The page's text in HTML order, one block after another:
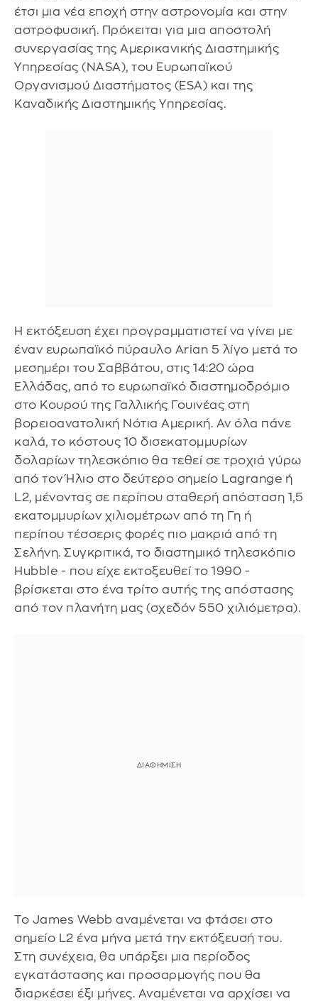
έτσι μια νέα εποχή στην αστρονομία και στην
αστροφυσική. Πρόκειται για μια αποστολή
συνεργασίας της Αμερικανικής Διαστημικής
Υπηρεσίας (NASA), του Ευρωπαϊκού
Οργανισμού Διαστήματος (ESA) και της
Καναδικής Διαστημικής Υπηρεσίας.
Η εκτόξευση έχει προγραμματιστεί να γίνει με
έναν ευρωπαϊκό πύραυλο Arian 5 λίγο μετά το
μεσημέρι του Σαββάτου, στις 14:20 ώρα
Ελλάδας, από το ευρωπαϊκό διαστημοδρόμιο
στο Κουρού της Γαλλικής Γουινέας στη
βορειοανατολική Νότια Αμερική. Αν όλα πάνε
καλά, το κόστους 10 δισεκατομμυρίων
δολαρίων τηλεσκόπιο θα τεθεί σε τροχιά γύρω
από τον Ήλιο στο δεύτερο σημείο Lagrange ή
L2, μένοντας σε περίπου σταθερή απόσταση 1,5
εκατομμυρίων χιλιομέτρων από τη Γη ή
περίπου τέσσερις φορές πιο μακριά από τη
Σελήνη. Συγκριτικά, το διαστημικό τηλεσκόπιο
Hubble - που είχε εκτοξευθεί το 1990 -
βρίσκεται στο ένα τρίτο αυτής της απόστασης
από τον πλανήτη μας (σχεδόν 550 χιλιόμετρα).
Το James Webb αναμένεται να φτάσει στο
σημείο L2 ένα μήνα μετά την εκτόξευσή του.
Στη συνέχεια, θα υπάρξει μια περίοδος
εγκατάστασης και προσαρμογής που θα
διαρκέσει έξι μήνες. Αναμένεται να αρχίσει να